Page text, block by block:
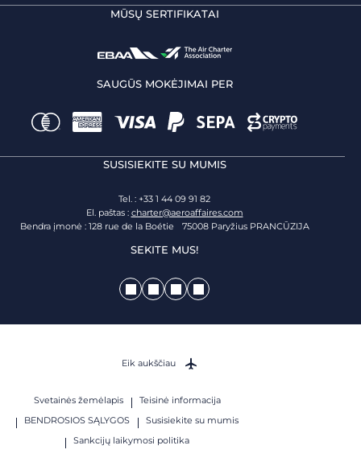
MŪSŲ SERTIFIKATAI
SAUGŪS MOKĖJIMAI PER
SUSISIEKITE SU MUMIS
Tel. : +33 1 44 09 91 82
El. paštas : charter@aeroaffaires.com
Bendra įmonė : 128 rue de la Boétie 75008 Paryžius PRANCŪZIJA
SEKITE MUS!
Svetainės žemėlapis
Teisinė informacija
BENDROSIOS SĄLYGOS
Susisiekite su mumis
Sankcijų laikymosi politika
Eik aukščiau